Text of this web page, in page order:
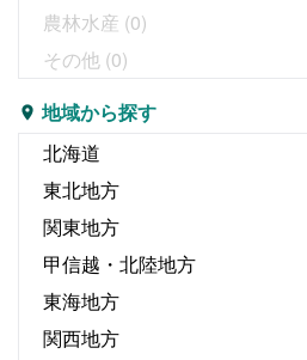
農林水産 (0)
その他 (0)
地域から探す
北海道
東北地方
関東地方
甲信越・北陸地方
東海地方
関西地方